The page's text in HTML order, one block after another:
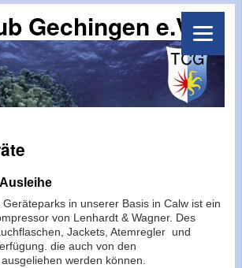
Gechingen e.V.
in unserer Basis in Calw ist ein
von Lenhardt & Wagner. Des
Jackets, Atemregler und
die auch von den
werden können.